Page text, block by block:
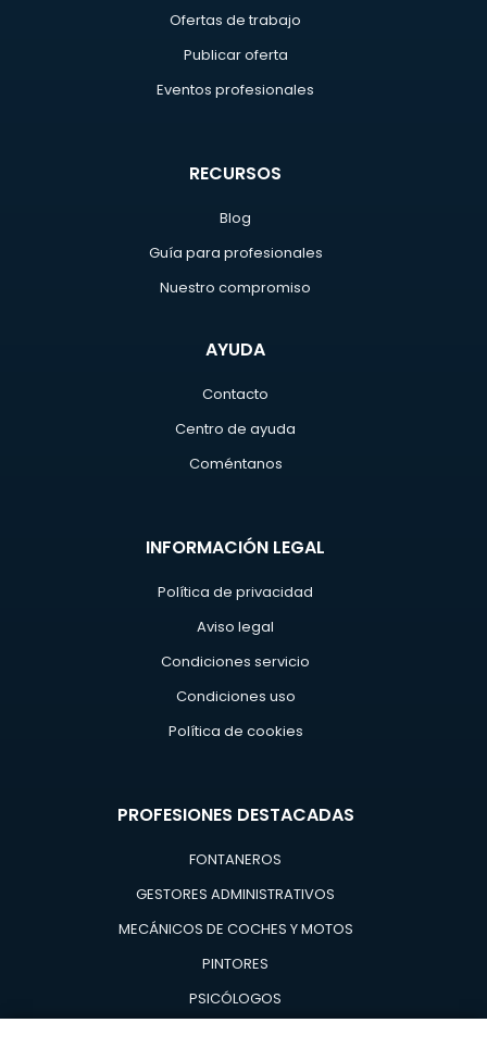
Ofertas de trabajo
Publicar oferta
Eventos profesionales
RECURSOS
Blog
Guía para profesionales
Nuestro compromiso
AYUDA
Contacto
Centro de ayuda
Coméntanos
INFORMACIÓN LEGAL
Política de privacidad
Aviso legal
Condiciones servicio
Condiciones uso
Política de cookies
PROFESIONES DESTACADAS
FONTANEROS
GESTORES ADMINISTRATIVOS
MECÁNICOS DE COCHES Y MOTOS
PINTORES
PSICÓLOGOS